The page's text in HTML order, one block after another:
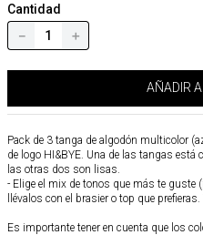
Cantidad
＋
－
AÑADIR
Pack de 3 tanga de algodón multicolor
de logo HI&BYE. Una de las tangas está
las otras dos son lisas.
- Elige el mix de tonos que más te guste
llévalos con el brasier o top que
Es importante tener en cuenta que los